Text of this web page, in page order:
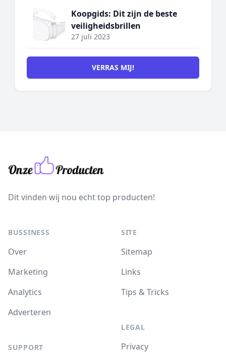
Koopgids: Dit zijn de beste
veiligheidsbrillen
27 juli 2023
VERRAS MIJ!
Dit vinden wij nou echt top producten!
BUSSINESS
Over
Marketing
Analytics
Adverteren
SUPPORT
SITE
Sitemap
Links
Tips & Tricks
LEGAL
Privacy